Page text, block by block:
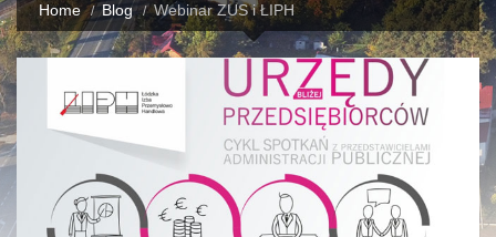
Home Blog Webinar ZUS i ŁIPH